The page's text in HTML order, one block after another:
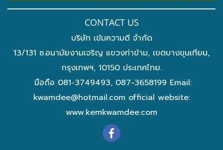
CONTACT US
บริษัท เข้มความดี จำกัด
13/131 ซ.อนามัยงามเจริญ แขวงท่าข้าม, เขตบางขุนเทียน,
กรุงเทพฯ, 10150 ประเทศไทย.
มือถือ 081-3749493, 087-3658199 Email:
kwamdee@hotmail.com official website:
www.kemkwamdee.com